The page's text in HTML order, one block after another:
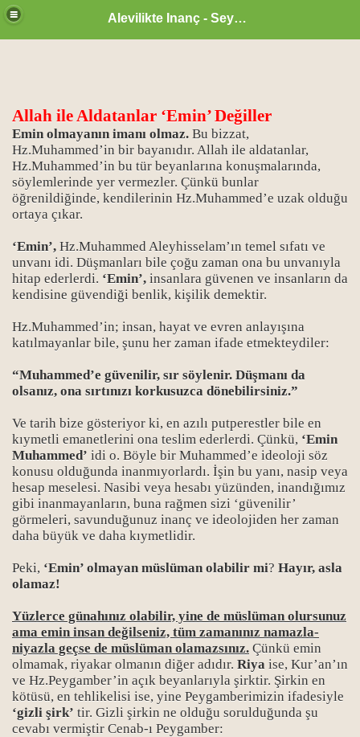
Alevilikte Inanç - Seyyid Hakkı
Allah ile Aldatanlar ‘Emin’ Değiller
Emin olmayanın imanı olmaz. Bu bizzat,
Hz.Muhammed’in bir bayanıdır. Allah ile aldatanlar,
Hz.Muhammed’in bu tür beyanlarına konuşmalarında,
söylemlerinde yer vermezler. Çünkü bunlar
öğrenildiğinde, kendilerinin Hz.Muhammed’e uzak olduğu
ortaya çıkar.
‘Emin’, Hz.Muhammed Aleyhisselam’ın temel sıfatı ve
unvanı idi. Düşmanları bile çoğu zaman ona bu unvanıyla
hitap ederlerdi. ‘Emin’, insanlara güvenen ve insanların da
kendisine güvendiği benlik, kişilik demektir.
Hz.Muhammed’in; insan, hayat ve evren anlayışına
katılmayanlar bile, şunu her zaman ifade etmekteydiler:
“Muhammed’e güvenilir, sır söylenir. Düşmanı da
olsanız, ona sırtınızı korkusuzca dönebilirsiniz.”
Ve tarih bize gösteriyor ki, en azılı putperestler bile en
kıymetli emanetlerini ona teslim ederlerdi. Çünkü, ‘Emin
Muhammed’ idi o. Böyle bir Muhammed’e ideoloji söz
konusu olduğunda inanmıyorlardı. İşin bu yanı, nasip veya
hesap meselesi. Nasibi veya hesabı yüzünden, inandığımız
gibi inanmayanların, buna rağmen sizi ‘güvenilir’
görmeleri, savunduğunuz inanç ve ideolojiden her zaman
daha büyük ve daha kıymetlidir.
Peki, ‘Emin’ olmayan müslüman olabilir mi? Hayır, asla
olamaz!
Yüzlerce günahınız olabilir, yine de müslüman olursunuz
ama emin insan değilseniz, tüm zamanınız namazla-
niyazla geçse de müslüman olamazsınız. Çünkü emin
olmamak, riyakar olmanın diğer adıdır. Riya ise, Kur’an’ın
ve Hz.Peygamber’in açık beyanlarıyla şirktir. Şirkin en
kötüsü, en tehlikelisi ise, yine Peygamberimizin ifadesiyle
‘gizli şirk’ tir. Gizli şirkin ne olduğu sorulduğunda şu
cevabı vermiştir Cenab-ı Peygamber:
ayı